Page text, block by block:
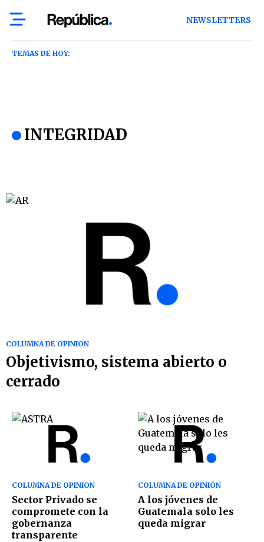
NEWSLETTERS
TEMAS DE HOY:
INTEGRIDAD
COLUMNA DE OPINION
Objetivismo, sistema abierto o
cerrado
COLUMNA DE OPINION
Sector Privado se
compromete con la
gobernanza
transparente
COLUMNA DE OPINIÓN
A los jóvenes de
Guatemala solo les
queda migrar